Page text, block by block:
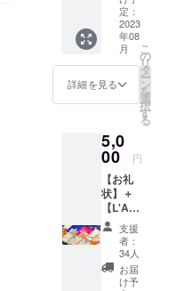
さま』の魅
力をお伝え
してきまし
たが、星の
王子さま
ミュージア
なってし
まった今、
今後は自分
たちから
『星の王子
さま』の魅
力を伝えに
行きたいと
だき、
私たち
の活動
を知っ
ていた
だくた
CAMPF
低設定
金額で
ある500
円のリ
ターン
を設け
させて
いただ
きまし
た。
す。 ※
リター
ンのお
届け予
定は、
アン
程で
す。 ※
ご支援
１件
（1000
円）＝
１票で
集計さ
せてい
ただき
ます。
状をお
送りい
たしま
す（ポ
スト
カード
の種類
は選べ
ん）。
また、
クラウ
ドファ
ンディ
ングの
進捗報
告、移
動型書
店の出
店情
定：
2023
年08
月
詳細を見る
こ
の
リ
タ
ー
ン
を
選
択
す
る
5,0
00 円
【お礼
状】＋
【L'Am
usette(
ラ・
ミュ
ゼッ
ト)：お
支援
者：
34人
お届
け予